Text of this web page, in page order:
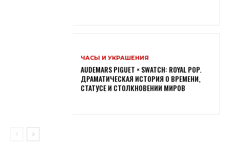
ЧАСЫ И УКРАШЕНИЯ
AUDEMARS PIGUET × SWATCH: ROYAL POP.
ДРАМАТИЧЕСКАЯ ИСТОРИЯ О ВРЕМЕНИ,
СТАТУСЕ И СТОЛКНОВЕНИИ МИРОВ